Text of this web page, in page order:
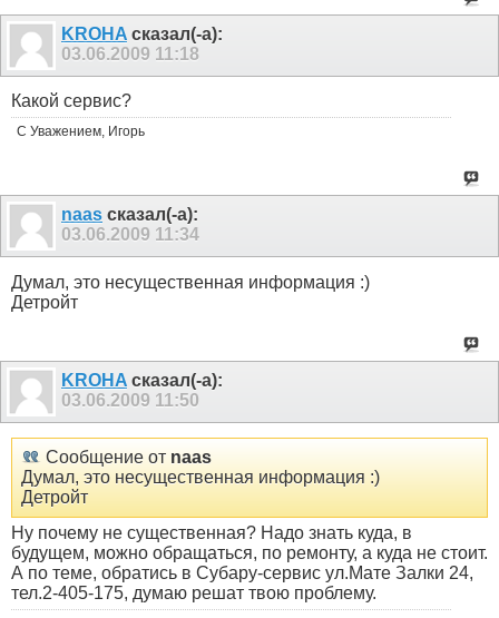
KROHA сказал(-а):
03.06.2009 11:18
Какой сервис?
С Уважением, Игорь
naas сказал(-а):
03.06.2009 11:34
Думал, это несущественная информация :)
Детройт
KROHA сказал(-а):
03.06.2009 11:50
Сообщение от naas
Думал, это несущественная информация :)
Детройт
Ну почему не существенная? Надо знать куда, в
будущем, можно обращаться, по ремонту, а куда не стоит.
А по теме, обратись в Субару-сервис ул.Мате Залки 24,
тел.2-405-175, думаю решат твою проблему.